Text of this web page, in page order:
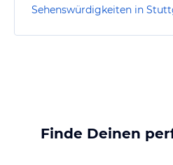
Sehenswürdigkeiten in
Finde Deinen